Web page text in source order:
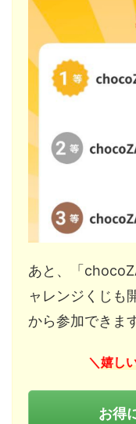
あと、「
ャレンジくじも
から参加できま
＼ 嬉し
お得